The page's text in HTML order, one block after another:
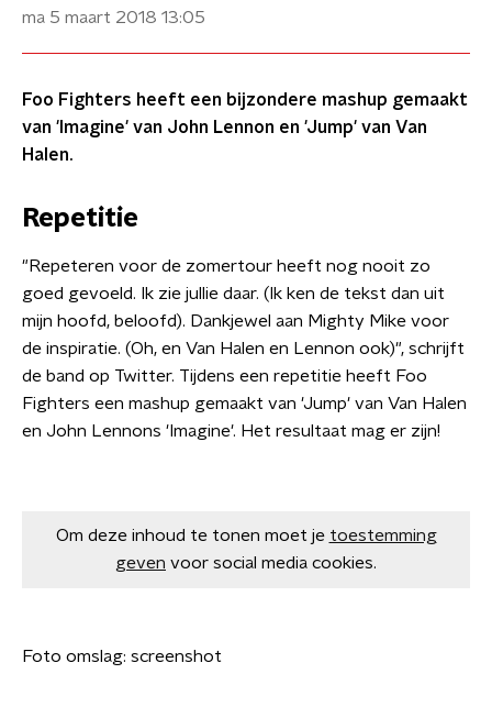
ma 5 maart 2018 13:05
Foo Fighters heeft een bijzondere mashup gemaakt
van 'Imagine' van John Lennon en 'Jump' van Van
Halen.
Repetitie
"Repeteren voor de zomertour heeft nog nooit zo
goed gevoeld. Ik zie jullie daar. (Ik ken de tekst dan uit
mijn hoofd, beloofd). Dankjewel aan Mighty Mike voor
de inspiratie. (Oh, en Van Halen en Lennon ook)", schrijft
de band op Twitter. Tijdens een repetitie heeft Foo
Fighters een mashup gemaakt van 'Jump' van Van Halen
en John Lennons 'Imagine'. Het resultaat mag er zijn!
Om deze inhoud te tonen moet je toestemming
geven voor social media cookies.
Foto omslag: screenshot